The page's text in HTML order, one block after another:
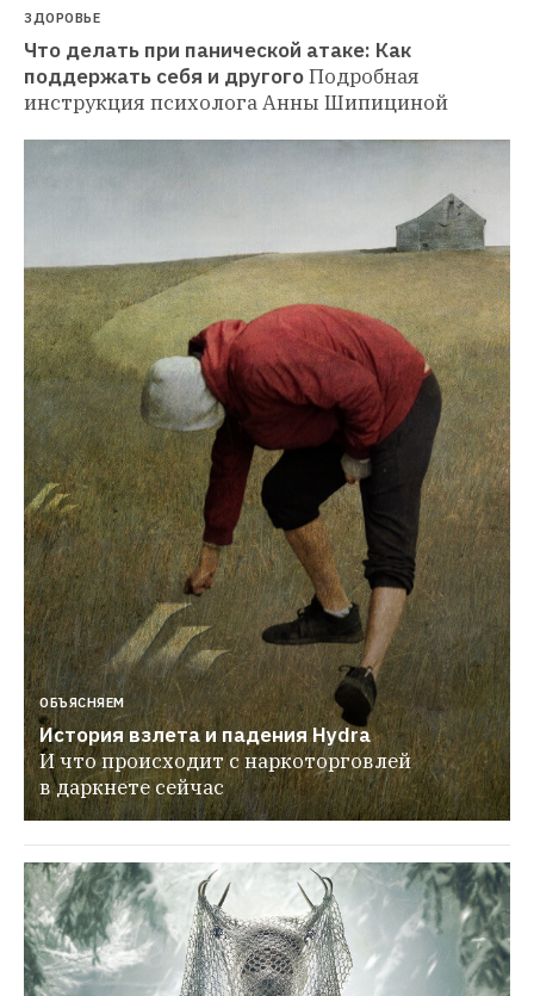
ЗДОРОВЬЕ
Что делать при панической атаке: Как
поддержать себя и другогоПодробная
инструкция психолога Анны Шипициной
ОБЪЯСНЯЕМ
История взлета и падения Hydra
И что происходит с наркоторговлей
в даркнете сейчас